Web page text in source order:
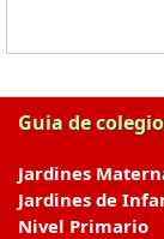
Guia de
Jardines
Jardines de
Nivel Primario